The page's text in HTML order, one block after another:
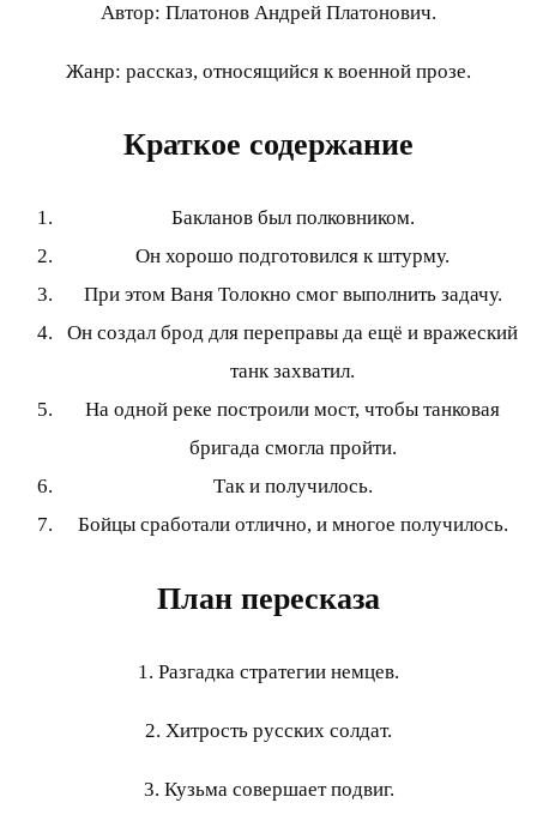
Автор: Платонов Андрей Платонович.
Жанр: рассказ, относящийся к военной прозе.
Краткое содержание
Бакланов был полковником.
Он хорошо подготовился к штурму.
При этом Ваня Толокно смог выполнить задачу.
Он создал брод для переправы да ещё и вражеский
танк захватил.
На одной реке построили мост, чтобы танковая
бригада смогла пройти.
Так и получилось.
Бойцы сработали отлично, и многое получилось.
План пересказа
1. Разгадка стратегии немцев.
2. Хитрость русских солдат.
3. Кузьма совершает подвиг.